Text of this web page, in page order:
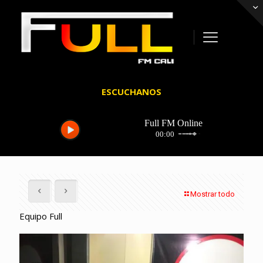
ESCUCHANOS
Mostrar todo
Equipo Full